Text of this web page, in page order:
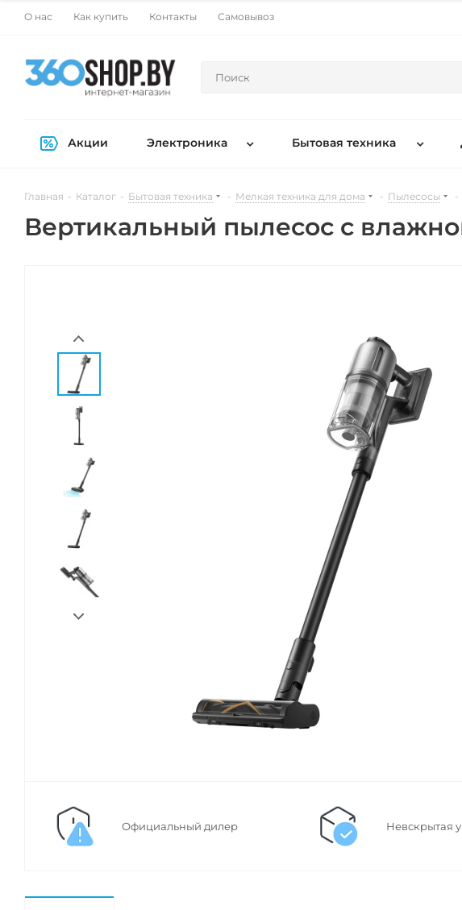
О нас Как купить Контакты Самовывоз
Акции Электроника Бытовая техника
Главная - Каталог - Бытовая техника - Мелкая техника для дома - Пылесосы -
Вертикальный пылесос с
Официальный дилер Невскрытая